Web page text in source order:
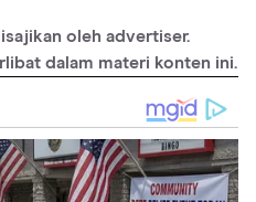
tt7746238/
2746/wiro-sableng
s
tt5882416/
oleh advertiser.
dalam materi konten ini.